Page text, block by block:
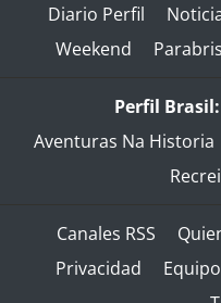
Diario Perfil
Weekend
Perfil Brasil:
Aventuras Na Historia
Canales RSS
Privacidad
Equipo